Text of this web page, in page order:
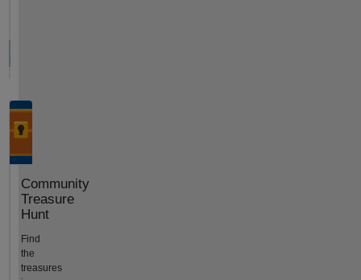
Community
Treasure
Hunt
Find
the
treasures